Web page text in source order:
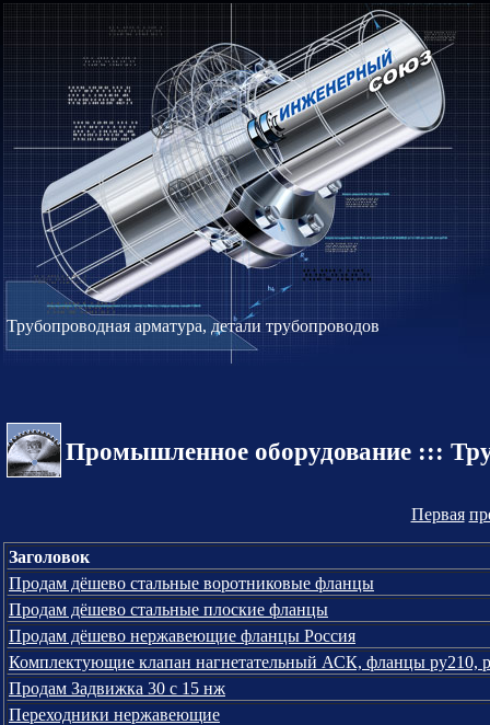
Трубопроводная арматура, детали трубопроводов
Промышленное оборудование :::
Первая
Заголовок
Продам дёшево стальные воротниковые фланцы
Продам дёшево стальные плоские фланцы
Продам дёшево нержавеющие фланцы Россия
Комплектующие клапан нагнетательный АСК, фланцы ру210,
Продам Задвижка 30 с 15 нж
Переходники нержавеющие